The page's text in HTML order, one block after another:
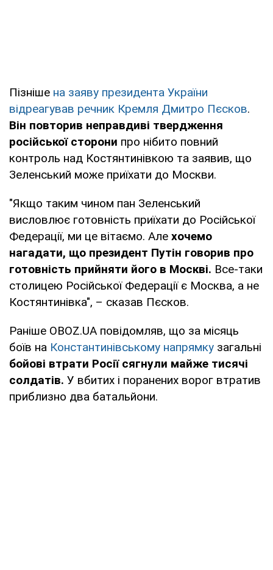
Пізніше на заяву президента України
відреагував речник Кремля Дмитро Пєсков.
Він повторив неправдиві твердження
російської сторони про нібито повний
контроль над Костянтинівкою та заявив, що
Зеленський може приїхати до Москви.
"Якщо таким чином пан Зеленський
висловлює готовність приїхати до Російської
Федерації, ми це вітаємо. Але хочемо
нагадати, що президент Путін говорив про
готовність прийняти його в Москві. Все-таки
столицею Російської Федерації є Москва, а не
Костянтинівка", – сказав Пєсков.
Раніше OBOZ.UA повідомляв, що за місяць
боїв на Константинівському напрямку загальні
бойові втрати Росії сягнули майже тисячі
солдатів. У вбитих і поранених ворог втратив
приблизно два батальйони.